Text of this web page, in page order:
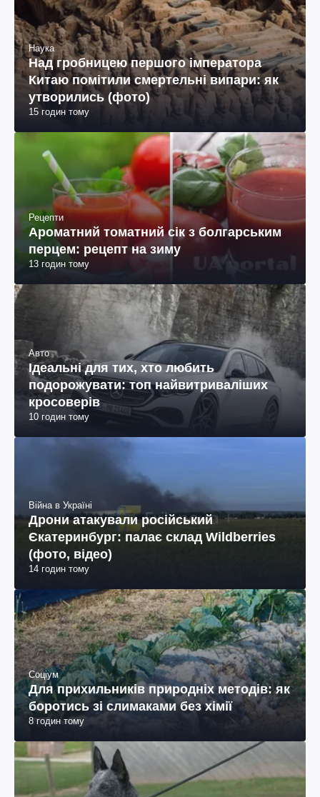
Наука
Над гробницею першого імператора
Китаю помітили смертельні випари: як
утворились (фото)
15 годин тому
Рецепти
Ароматний томатний сік з болгарським
перцем: рецепт на зиму
13 годин тому
Авто
Ідеальні для тих, хто любить
подорожувати: топ найвитриваліших
кросоверів
10 годин тому
Війна в Україні
Дрони атакували російський
Єкатеринбург: палає склад Wildberries
(фото, відео)
14 годин тому
Соціум
Для прихильників природніх методів: як
боротись зі слимаками без хімії
8 годин тому